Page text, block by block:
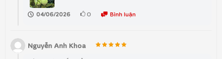
04/06/2026 0 Bình luận
Nguyễn Anh Khoa